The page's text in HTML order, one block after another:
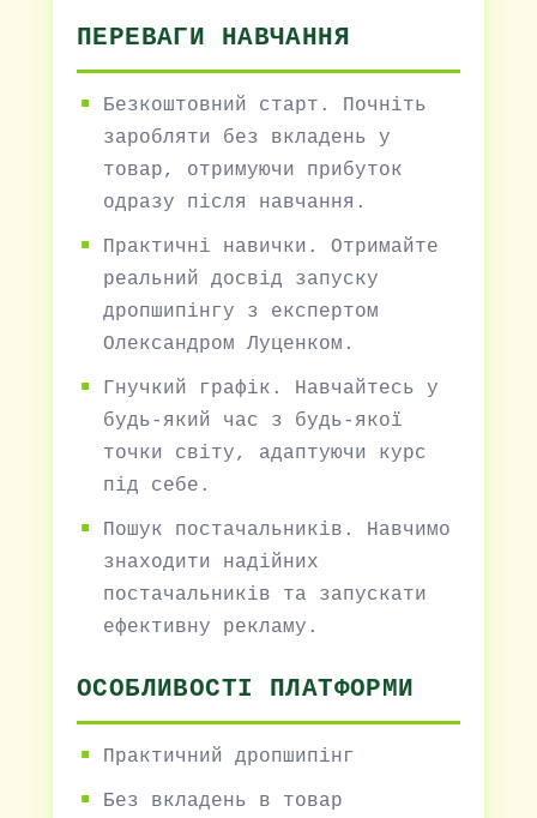
ПЕРЕВАГИ НАВЧАННЯ
Безкоштовний старт. Почніть
заробляти без вкладень у
товар, отримуючи прибуток
одразу після навчання.
Практичні навички. Отримайте
реальний досвід запуску
дропшипінгу з експертом
Олександром Луценком.
Гнучкий графік. Навчайтесь у
будь-який час з будь-якої
точки світу, адаптуючи курс
під себе.
Пошук постачальників. Навчимо
знаходити надійних
постачальників та запускати
ефективну рекламу.
ОСОБЛИВОСТІ ПЛАТФОРМИ
Практичний дропшипінг
Без вкладень в товар